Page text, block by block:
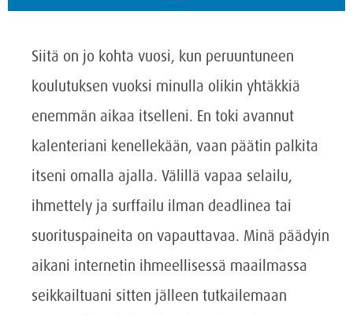
Siitä on jo kohta vuosi, kun peruuntuneen
koulutuksen vuoksi minulla olikin yhtäkkiä
enemmän aikaa itselleni. En toki avannut
kalenteriani kenellekään, vaan päätin palkita
itseni omalla ajalla. Välillä vapaa selailu,
ihmettely ja surffailu ilman deadlinea tai
suorituspaineita on vapauttavaa. Minä päädyin
aikani internetin ihmeellisessä maailmassa
seikkailtuani sitten jälleen tutkailemaan